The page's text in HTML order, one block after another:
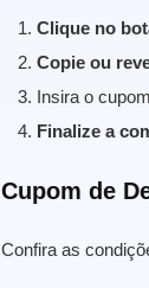
Clique no
Copie ou
Insira o
Finalize a
Cupom de
Confira as